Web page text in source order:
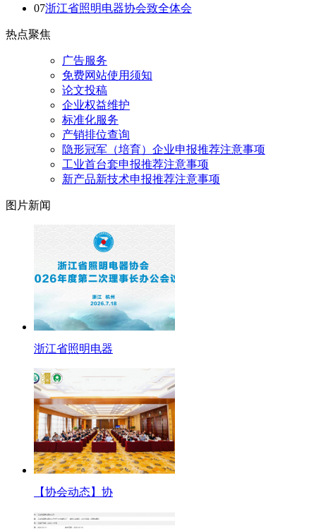
07浙江省照明电器协会致全体会
热点聚焦
广告服务
免费网站使用须知
论文投稿
企业权益维护
标准化服务
产销排位查询
隐形冠军（培育）企业申报推荐注意事项
工业首台套申报推荐注意事项
新产品新技术申报推荐注意事项
图片新闻
浙江省照明电器
【协会动态】协